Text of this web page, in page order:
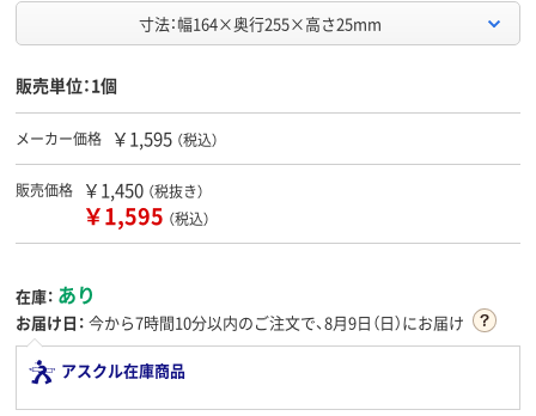
寸法：幅164×奥行255×高さ25mm
販売単位：1個
メーカー価格 ￥1,595 （税込）
販売価格 ￥1,450 （税抜き）
￥1,595 （税込）
在庫： あり
お届け日： 今から7時間10分以内のご注文で、8月9日（日）にお届け
アスクル在庫商品